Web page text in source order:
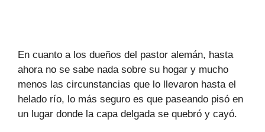
En cuanto a los dueños del pastor alemán, hasta
ahora no se sabe nada sobre su hogar y mucho
menos las circunstancias que lo llevaron hasta el
helado río, lo más seguro es que paseando pisó en
un lugar donde la capa delgada se quebró y cayó.